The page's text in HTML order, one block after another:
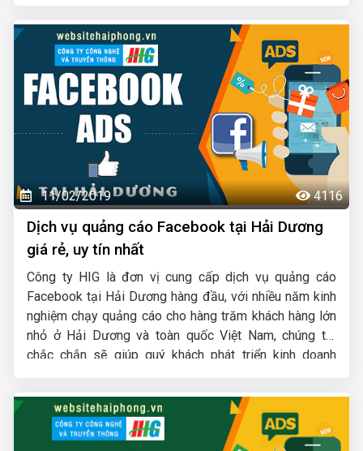
11/02/2019 4116
Dịch vụ quảng cáo Facebook tại Hải Dương
giá rẻ, uy tín nhất
Công ty HIG là đơn vị cung cấp dịch vụ quảng cáo
Facebook tại Hải Dương hàng đầu, với nhiều năm kinh
nghiệm chạy quảng cáo cho hàng trăm khách hàng lớn
nhỏ ở Hải Dương và toàn quốc Việt Nam, chúng tôi
chắc chắn sẽ giúp quý khách phát triển kinh doanh